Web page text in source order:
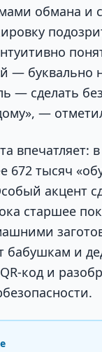
обмана и
— буквально
— сделать
—
впечатляет:
672 тысяч
акцент
старшее
бабушкам и
код и